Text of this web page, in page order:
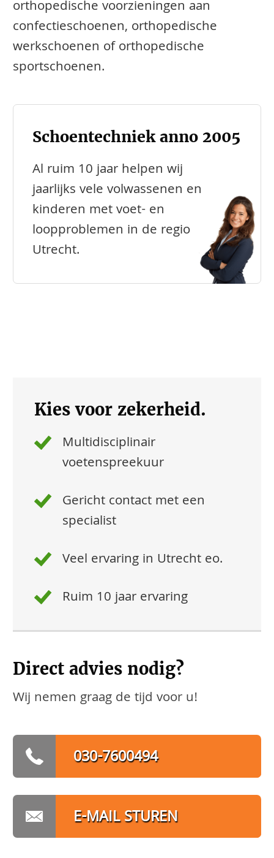
orthopedische voorzieningen aan
confectieschoenen, orthopedische
werkschoenen of orthopedische
sportschoenen.
Schoentechniek anno 2005
Al ruim 10 jaar helpen wij
jaarlijks vele volwassenen en
kinderen met voet- en
loopproblemen in de regio
Utrecht.
Kies voor zekerheid.
Multidisciplinair
voetenspreekuur
Gericht contact met een
specialist
Veel ervaring in Utrecht eo.
Ruim 10 jaar ervaring
Direct advies nodig?
Wij nemen graag de tijd voor u!
030-7600494
E-MAIL STUREN